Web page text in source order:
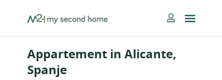
MySecondHome
Appartement in Alicante,
Spanje